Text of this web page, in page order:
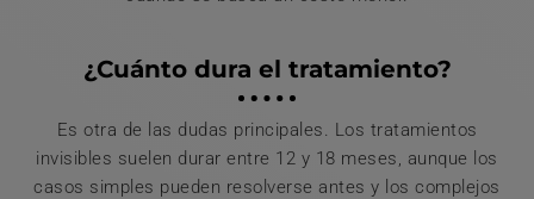
¿Cuánto dura el tratamiento?
Es otra de las dudas principales. Los tratamientos
invisibles suelen durar entre 12 y 18 meses, aunque los
casos simples pueden resolverse antes y los complejos